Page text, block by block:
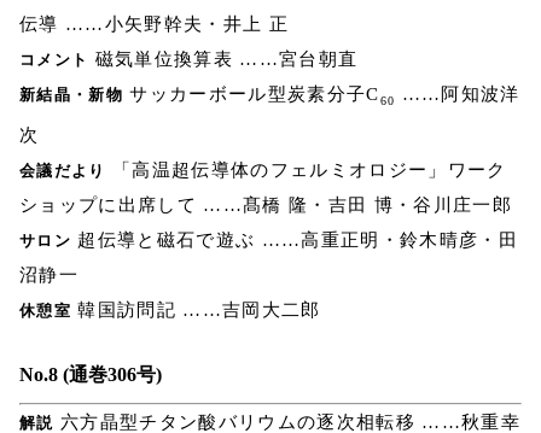
伝導 ……小矢野幹夫・井上 正
コメント 磁気単位換算表 ……宮台朝直
新結晶・新物 サッカーボール型炭素分子C60 ……阿知波洋
次
会議だより
「高温超伝導体のフェルミオロジー」ワーク
ショップに出席して ……髙橋 隆・吉田 博・谷川庄一郎
サロン 超伝導と磁石で遊ぶ ……高重正明・鈴木晴彦・田
沼静一
休憩室 韓国訪問記 ……吉岡大二郎
No.8 (通巻306号)
解説 六方晶型チタン酸バリウムの逐次相転移 ……秋重幸